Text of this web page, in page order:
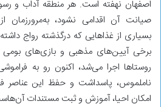
اصفهان نهفته است. هر منطقه آداب و
صیانت آن اقدامی نشود، به‌مرورزمان
بسیاری از غذاهایی که درگذشته رواج
برخی آیین‌های مذهبی و بازی‌های بومی
روستاها اجرا می‌شد، اکنون رو به
ناملموس، پاسداشت و حفظ این عناصر
امکان احیا، آموزش و ثبت مستندات